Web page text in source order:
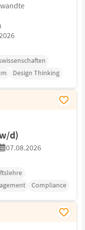
Design Thinking
d)
07.08.2026
Compliance